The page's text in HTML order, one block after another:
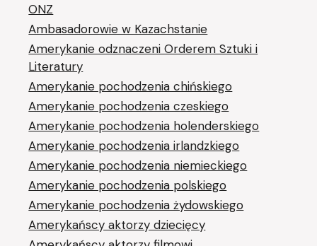
ONZ
Ambasadorowie w Kazachstanie
Amerykanie odznaczeni Orderem Sztuki i
Literatury
Amerykanie pochodzenia chińskiego
Amerykanie pochodzenia czeskiego
Amerykanie pochodzenia holenderskiego
Amerykanie pochodzenia irlandzkiego
Amerykanie pochodzenia niemieckiego
Amerykanie pochodzenia polskiego
Amerykanie pochodzenia żydowskiego
Amerykańscy aktorzy dziecięcy